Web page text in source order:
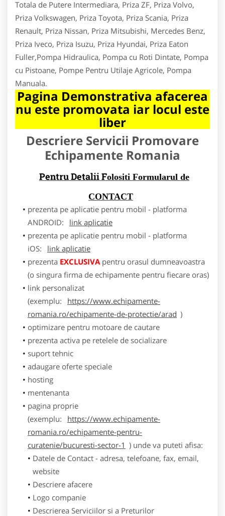
Totala de Putere Intermediara, Priza ZF, Priza Volvo,
Priza Volkswagen, Priza Toyota, Priza Scania, Priza
Renault, Priza Nissan, Priza Mitsubishi, Mercedes Benz,
Priza Iveco, Priza Isuzu, Priza Hyundai, Priza Eaton
Fuller,Pompa Hidraulica, Pompa cu Roti Dintate, Pompa
cu Pistoane, Pompe Pentru Utilaje Agricole, Pompa
Manuala.
Pagina Demonstrativa afacerea
nu este promovata iar locul este
liber
Descriere Servicii Promovare
Echipamente Romania
Pentru Detalii Folositi Formularul de
CONTACT
prezenta pe aplicatie pentru mobil - platforma
ANDROID:
link aplicatie
prezenta pe aplicatie pentru mobil - platforma
iOS:
link aplicatie
prezenta EXCLUSIVApentru orasul dumneavoastra
(o singura firma de echipamente pentru fiecare oras)
link personalizat
(exemplu:
https://www.echipamente-
romania.ro/echipamente-de-protectie/arad )
optimizare pentru motoare de cautare
prezenta activa pe retelele de socializare
suport tehnic
adaugare oferte speciale
hosting
mentenanta
pagina proprie
(exemplu:
https://www.echipamente-
romania.ro/echipamente-pentru-
curatenie/bucuresti-sector-1 ) unde va puteti afisa:
Datele de Contact - adresa, telefoane, fax, email,
website
Descriere afacere
Logo companie
Descrierea Serviciilor si a Preturilor